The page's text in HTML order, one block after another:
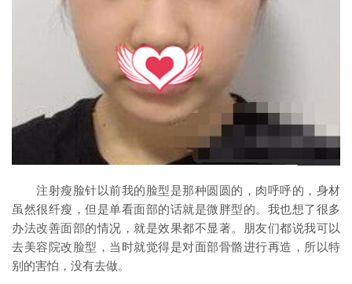
注射瘦脸针以前我的脸型是那种圆圆的，肉呼呼的，身材
虽然很纤瘦，但是单看面部的话就是微胖型的。我也想了很多
办法改善面部的情况，就是效果都不显著。朋友们都说我可以
去美容院改脸型，当时就觉得是对面部骨骼进行再造，所以特
别的害怕，没有去做。